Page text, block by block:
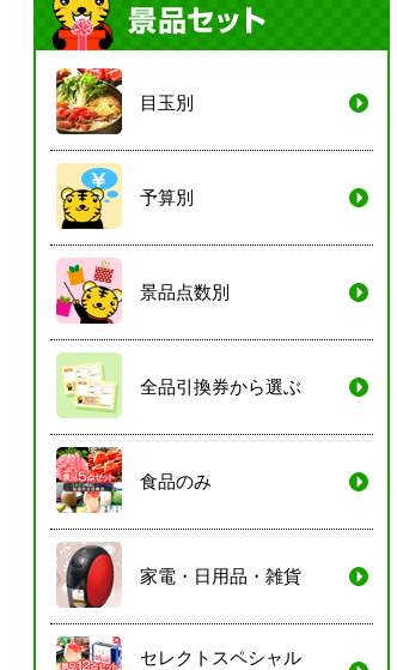
目玉別
予算別
景品点数別
全品引換券から選ぶ
食品のみ
家電・日用品・雑貨
セレクトスペシャル